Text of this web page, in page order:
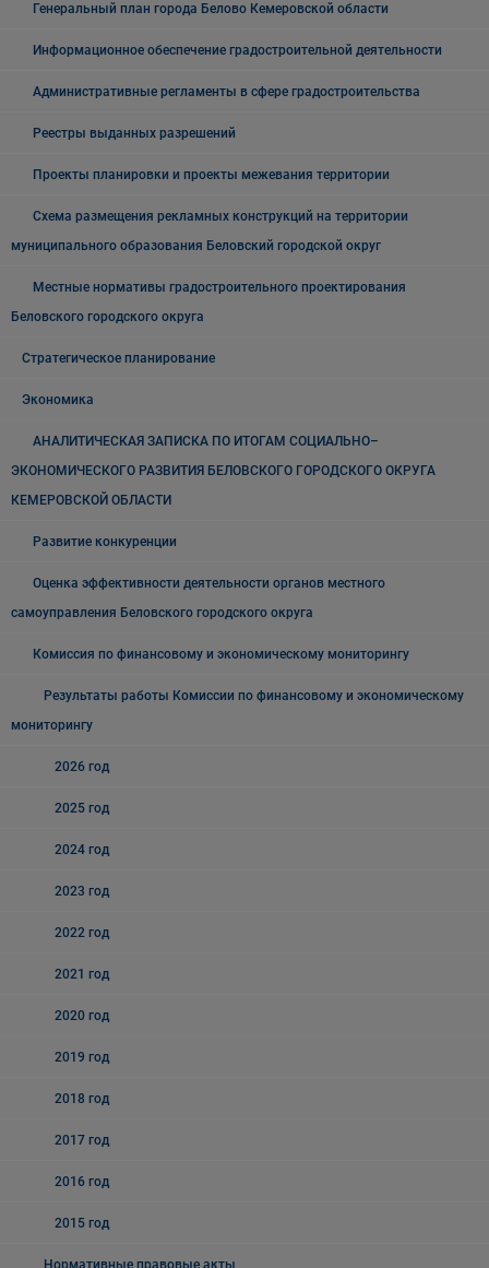
Генеральный план города Белово Кемеровской области
Информационное обеспечение градостроительной деятельности
Административные регламенты в сфере градостроительства
Реестры выданных разрешений
Проекты планировки и проекты межевания территории
Схема размещения рекламных конструкций на территории
муниципального образования Беловский городской округ
Местные нормативы градостроительного проектирования
Беловского городского округа
Стратегическое планирование
Экономика
АНАЛИТИЧЕСКАЯ ЗАПИСКА ПО ИТОГАМ СОЦИАЛЬНО–
ЭКОНОМИЧЕСКОГО РАЗВИТИЯ БЕЛОВСКОГО ГОРОДСКОГО ОКРУГА
КЕМЕРОВСКОЙ ОБЛАСТИ
Развитие конкуренции
Оценка эффективности деятельности органов местного
самоуправления Беловского городского округа
Комиссия по финансовому и экономическому мониторингу
Результаты работы Комиссии по финансовому и экономическому
мониторингу
2026 год
2025 год
2024 год
2023 год
2022 год
2021 год
2020 год
2019 год
2018 год
2017 год
2016 год
2015 год
Нормативные правовые акты